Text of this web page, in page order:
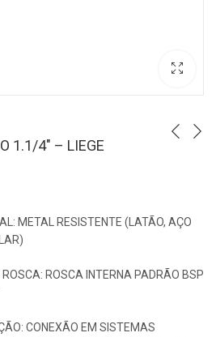
1.1/4″ – LIEGE
METAL RESISTENTE (LATÃO, AÇO
ROSCA: ROSCA INTERNA PADRÃO BSP
CONEXÃO EM SISTEMAS